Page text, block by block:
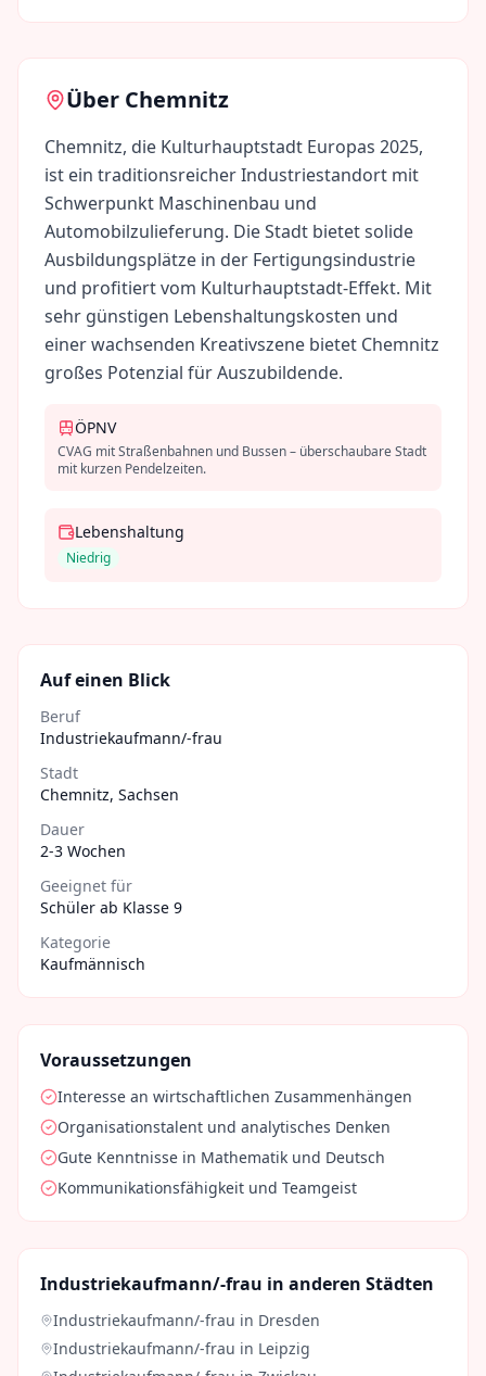
Über Chemnitz
Chemnitz, die Kulturhauptstadt Europas 2025,
ist ein traditionsreicher Industriestandort mit
Schwerpunkt Maschinenbau und
Automobilzulieferung. Die Stadt bietet solide
Ausbildungsplätze in der Fertigungsindustrie
und profitiert vom Kulturhauptstadt-Effekt. Mit
sehr günstigen Lebenshaltungskosten und
einer wachsenden Kreativszene bietet Chemnitz
großes Potenzial für Auszubildende.
ÖPNV
CVAG mit Straßenbahnen und Bussen – überschaubare Stadt
mit kurzen Pendelzeiten.
Lebenshaltung
Niedrig
Auf einen Blick
Beruf
Industriekaufmann/-frau
Stadt
Chemnitz, Sachsen
Dauer
2-3 Wochen
Geeignet für
Schüler ab Klasse 9
Kategorie
Kaufmännisch
Voraussetzungen
Interesse an wirtschaftlichen Zusammenhängen
Organisationstalent und analytisches Denken
Gute Kenntnisse in Mathematik und Deutsch
Kommunikationsfähigkeit und Teamgeist
Industriekaufmann/-frau in anderen Städten
Industriekaufmann/-frau in Dresden
Industriekaufmann/-frau in Leipzig